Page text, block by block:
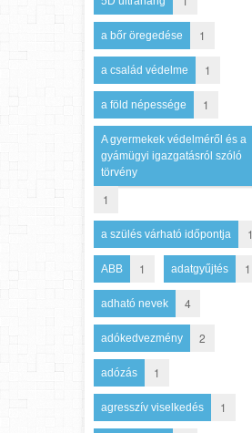
a bőr öregedése 1
a család védelme 1
a föld népessége 1
A gyermekek védelméről és a
gyámügyi igazgatásról szóló
törvény
1
a szülés várható időpontja 1
ABB 1 adatgyűjtés 1
adható nevek 4
adókedvezmény 2
adózás 1
agresszív viselkedés 1